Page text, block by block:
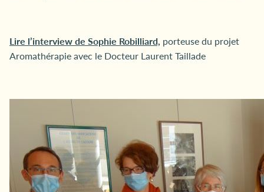
Lire l’interview de Sophie Robilliard, porteuse du projet
Aromathérapie avec le Docteur Laurent Taillade